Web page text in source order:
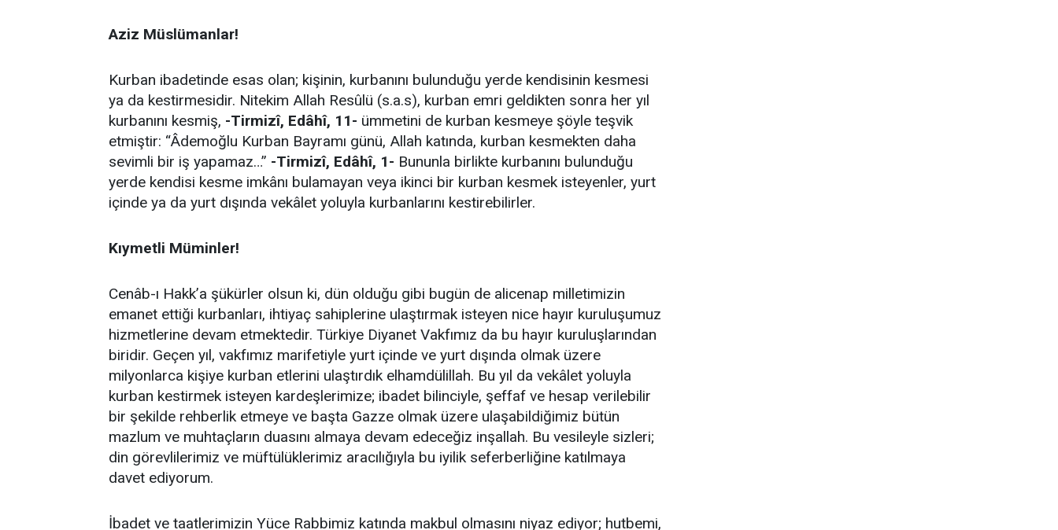
Aziz Müslümanlar!
Kurban ibadetinde esas olan; kişinin, kurbanını bulunduğu yerde kendisinin kesmesi
ya da kestirmesidir. Nitekim Allah Resûlü (s.a.s), kurban emri geldikten sonra her yıl
kurbanını kesmiş, -Tirmizî, Edâhî, 11- ümmetini de kurban kesmeye şöyle teşvik
etmiştir: “Âdemoğlu Kurban Bayramı günü, Allah katında, kurban kesmekten daha
sevimli bir iş yapamaz…” -Tirmizî, Edâhî, 1- Bununla birlikte kurbanını bulunduğu
yerde kendisi kesme imkânı bulamayan veya ikinci bir kurban kesmek isteyenler, yurt
içinde ya da yurt dışında vekâlet yoluyla kurbanlarını kestirebilirler.
Kıymetli Müminler!
Cenâb-ı Hakk’a şükürler olsun ki, dün olduğu gibi bugün de alicenap milletimizin
emanet ettiği kurbanları, ihtiyaç sahiplerine ulaştırmak isteyen nice hayır kuruluşumuz
hizmetlerine devam etmektedir. Türkiye Diyanet Vakfımız da bu hayır kuruluşlarından
biridir. Geçen yıl, vakfımız marifetiyle yurt içinde ve yurt dışında olmak üzere
milyonlarca kişiye kurban etlerini ulaştırdık elhamdülillah. Bu yıl da vekâlet yoluyla
kurban kestirmek isteyen kardeşlerimize; ibadet bilinciyle, şeffaf ve hesap verilebilir
bir şekilde rehberlik etmeye ve başta Gazze olmak üzere ulaşabildiğimiz bütün
mazlum ve muhtaçların duasını almaya devam edeceğiz inşallah. Bu vesileyle sizleri;
din görevlilerimiz ve müftülüklerimiz aracılığıyla bu iyilik seferberliğine katılmaya
davet ediyorum.
İbadet ve taatlerimizin Yüce Rabbimiz katında makbul olmasını niyaz ediyor; hutbemi,